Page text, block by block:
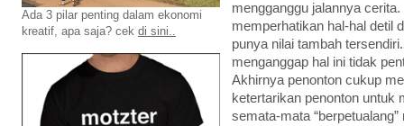
mengganggu jalannya
memperhatikan hal-hal detil
punya nilai tambah
menganggap hal ini tidak
Akhirnya penonton cukup
ketertarikan penonton untuk
semata-mata
Ada 3 pilar penting dalam ekonomi
kreatif, apa saja? cek di sini..